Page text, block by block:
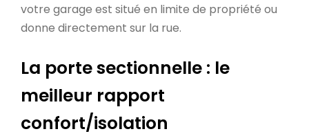
votre garage est situé en limite de propriété ou
donne directement sur la rue.
La porte sectionnelle : le
meilleur rapport
confort/isolation